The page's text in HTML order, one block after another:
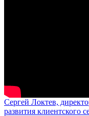
Сергей Локтев,
развития клиентского